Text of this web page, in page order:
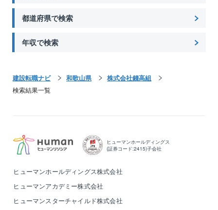
都道府県で検索
年収で検索
建設転職ナビ 和歌山県
株式会社錢高組
検索結果一覧
ヒューマンホールディングス
(証券コード:2415)子会社
ヒューマンホールディングス株式会社
ヒューマンアカデミー株式会社
ヒューマンスターチャイルド株式会社